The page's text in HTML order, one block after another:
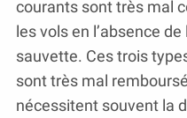
courants sont très mal
les vols en l’absence
sauvette. Ces trois
sont très mal
nécessitent souvent la